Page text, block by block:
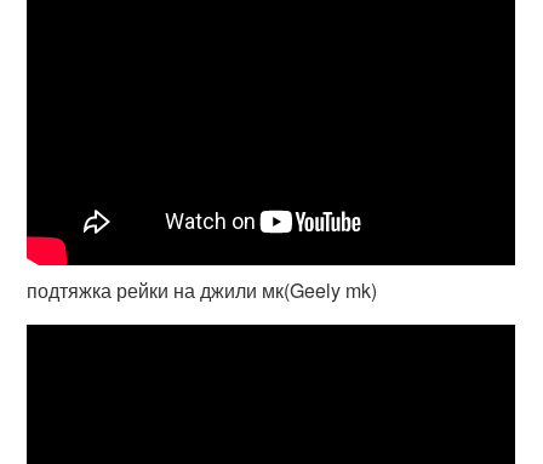
подтяжка рейки на джили мк(Geely mk)